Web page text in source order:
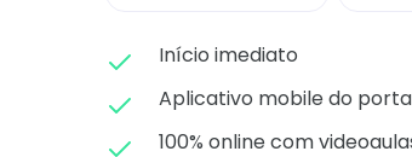
Início imediato
Aplicativo mobile do
100% online com